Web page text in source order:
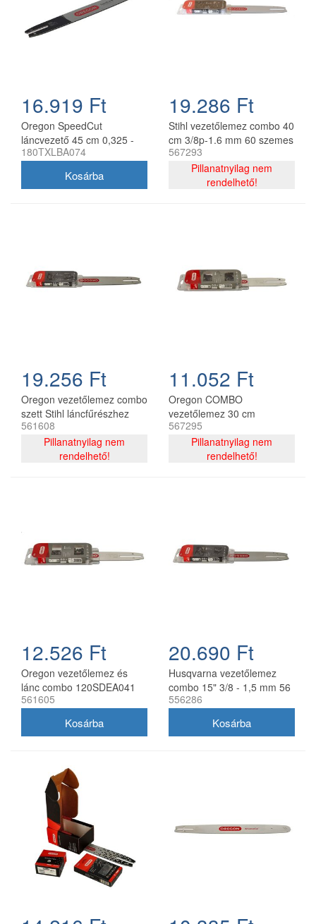
16.919 Ft
Oregon SpeedCut
láncvezető 45 cm 0,325 -
1,3 mm 68 szem Stihl
180TXLBA074
19.286 Ft
Stihl vezetőlemez combo 40
cm 3/8p-1.6 mm 60 szemes
lánccal, Oregon
75DPX060E, 2 db lánc
567293
Pillanatnyilag nem
rendelhető!
19.256 Ft
Oregon vezetőlemez combo
szett Stihl láncfűrészhez
325 - 1,6 mm 40 cm 67
szemes
561608
Pillanatnyilag nem
rendelhető!
11.052 Ft
Oregon COMBO
vezetőlemez 30 cm
120SDEA074 + 2 db
91P044E lánc 3/8P 1.3 mm
44 szemes
567295
Pillanatnyilag nem
rendelhető!
12.526 Ft
Oregon vezetőlemez és
lánc combo 120SDEA041
30 cm 3/8 1,3 mm 2x
561605
20.690 Ft
Husqvarna vezetőlemez
combo 15" 3/8 - 1,5 mm 56
szemes 2 db Oregon
556286